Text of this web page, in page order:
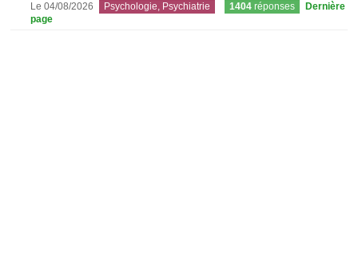
Le 04/08/2026 Psychologie, Psychiatrie 1404 réponses
Dernière
page